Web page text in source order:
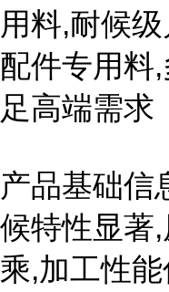
用料,耐候
配件专用料
足高端需求
产品基础信
候特性显著
乘,加工性